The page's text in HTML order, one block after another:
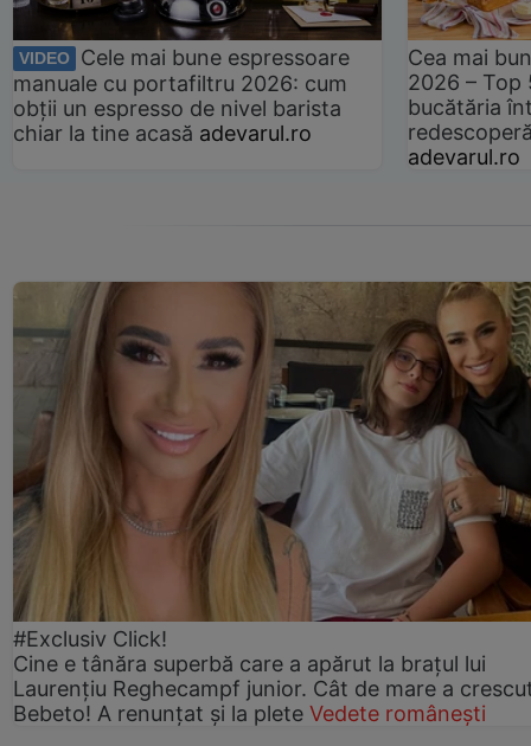
VIDEO
Cele mai bune espressoare
manuale cu portafiltru 2026: cum
obții un espresso de nivel barista
chiar la tine acasă adevarul.ro
Cea mai
2026 –
bucătăria
adevarul.ro
#Exclusiv Click!
Cine e tânăra superbă care a apărut la brațul lui
Laurențiu Reghecampf junior. Cât de mare a
Bebeto! A renunțat și la plete Vedete românești